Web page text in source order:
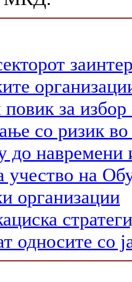
за избор
со ризик
до навремени
учество на
организации
односите со